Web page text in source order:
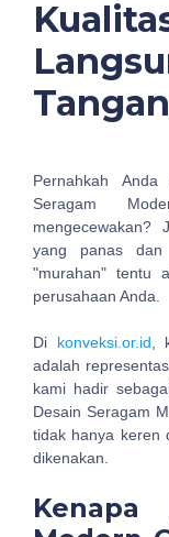
Pernahkah
Seragam
mengecewakan?
yang panas
"murahan" tentu
perusahaan Anda.
Di konveksi.or.id,
adalah
kami hadir
Desain Seragam
tidak hanya keren
dikenakan.
Kenapa